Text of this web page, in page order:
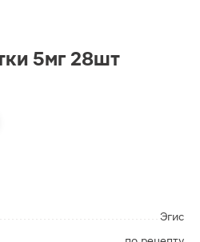
5мг 28шт
Эгис